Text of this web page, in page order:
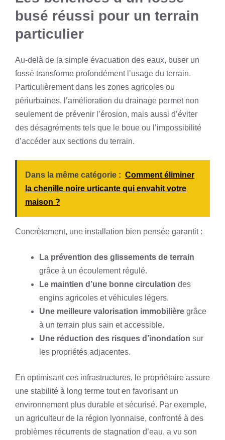
busé réussi pour un terrain
particulier
Au-delà de la simple évacuation des eaux, buser un
fossé transforme profondément l’usage du terrain.
Particulièrement dans les zones agricoles ou
périurbaines, l’amélioration du drainage permet non
seulement de prévenir l’érosion, mais aussi d’éviter
des désagréments tels que le boue ou l’impossibilité
d’accéder aux sections du terrain.
Dans la même catégorie : Comment éliminer
la chenille noire urticante qui envahit votre
maison ?
Concrètement, une installation bien pensée garantit :
La prévention des glissements de terrain
grâce à un écoulement régulé.
Le maintien d’une bonne circulation des
engins agricoles et véhicules légers.
Une meilleure valorisation immobilière grâce
à un terrain plus sain et accessible.
Une réduction des risques d’inondation sur
les propriétés adjacentes.
En optimisant ces infrastructures, le propriétaire assure
une stabilité à long terme tout en favorisant un
environnement plus durable et sécurisé. Par exemple,
un agriculteur de la région lyonnaise, confronté à des
problèmes récurrents de stagnation d’eau, a vu son